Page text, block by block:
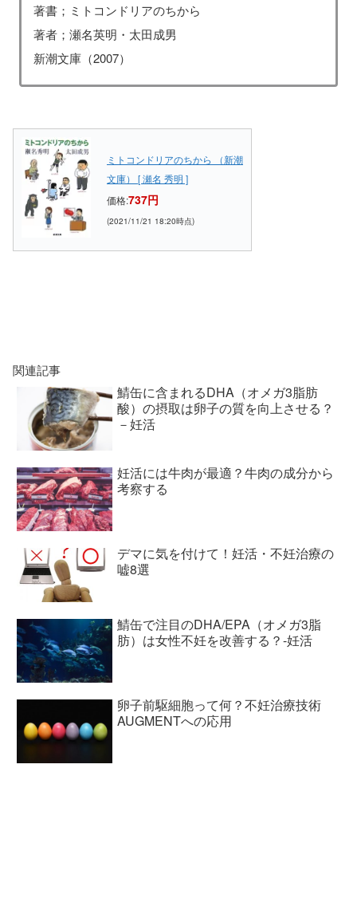
著書；ミトコンドリアのちから
著者；瀬名英明・太田成男
新潮文庫（2007）
ミトコンドリアのちから （新潮
文庫） [ 瀬名 秀明 ]
価格:737円
(2021/11/21 18:20時点)
関連記事
鯖缶に含まれるDHA（オメガ3脂肪
酸）の摂取は卵子の質を向上させる？
－妊活
妊活には牛肉が最適？牛肉の成分から
考察する
デマに気を付けて！妊活・不妊治療の
嘘8選
鯖缶で注目のDHA/EPA（オメガ3脂
肪）は女性不妊を改善する？-妊活
卵子前駆細胞って何？不妊治療技術
AUGMENTへの応用